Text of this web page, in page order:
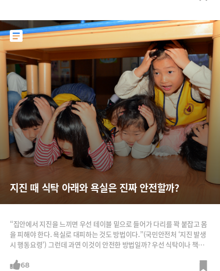
지진 때 식탁 아래와 욕실은 진짜 안전할까?
“집안에서 지진을 느끼면 우선 테이블 밑으로 들어가 다리를 꽉 붙잡고 몸
을 피해야 한다. 욕실로 대피하는 것도 방법이다.”(국민안전처 ‘지진 발생
시 행동요령’) 그런데 과연 이것이 안전한 방법일까? 우선 식탁이나 책상
을 방지하자는 취지이다. 하지만 이 방법은 목조건물이 많고 내진설계가
68